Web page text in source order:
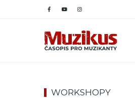
WORKSHOPY